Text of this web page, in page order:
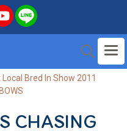
Local Bred In Show 2011
CHASING